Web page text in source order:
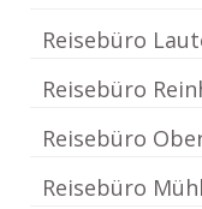
Reisebüro
Reisebüro
Reisebüro
Reisebüro